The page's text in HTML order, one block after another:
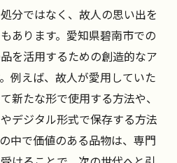
分ではなく、故人の思い出を
あります。愛知県碧南市での
を活用するための創造的なア
例えば、故人が愛用していた
新たな形で使用する方法や、
デジタル形式で保存する方法
中で価値のある品物は、専門